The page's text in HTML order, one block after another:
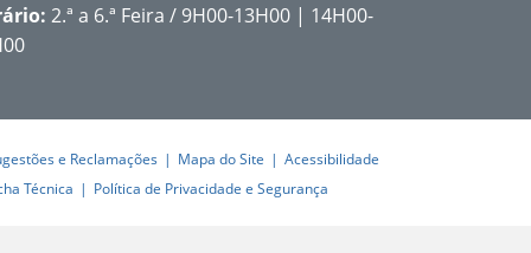
2.ª a 6.ª Feira / 9H00-13H00 | 14H00-
e Reclamações Mapa do Site
Acessibilidade
Técnica
Política de Privacidade e Segurança